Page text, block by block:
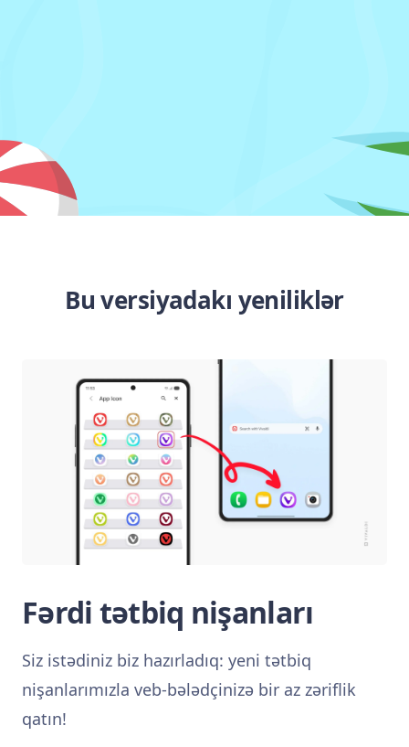
Bu versiyadakı yeniliklər
Fərdi tətbiq nişanları
Siz istədiniz biz hazırladıq: yeni tətbiq
nişanlarımızla veb-bələdçinizə bir az zəriflik
qatın!